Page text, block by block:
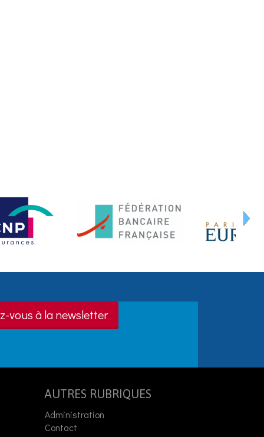
vous à la newsletter
AUTRES RUBRIQUES
Administration
Contact